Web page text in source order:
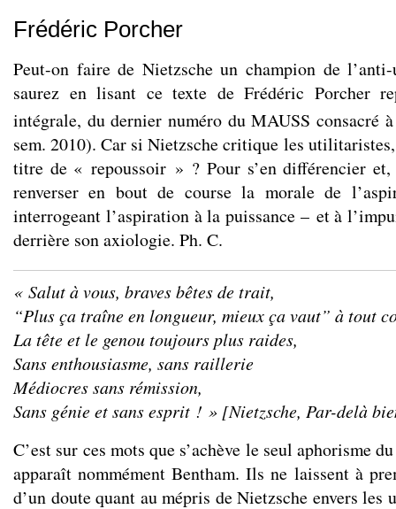
Frédéric Porcher
Peut-on faire de Nietzsche un champion de
saurez en lisant ce texte de Frédéric Porcher
intégrale, du dernier numéro du MAUSS consacré
sem. 2010). Car si Nietzsche critique les utilitaristes,
titre de « repoussoir » ? Pour s’en différencier
renverser en bout de course la morale de
interrogeant l’aspiration à la puissance – et à
derrière son axiologie. Ph. C.
« Salut à vous, braves bêtes de trait,
“Plus ça traîne en longueur, mieux ça vaut” à tout
La tête et le genou toujours plus raides,
Sans enthousiasme, sans raillerie
Médiocres sans rémission,
Sans génie et sans esprit ! » [Nietzsche, Par-delà
C’est sur ces mots que s’achève le seul aphorisme
apparaît nommément Bentham. Ils ne laissent à
d’un doute quant au mépris de Nietzsche envers